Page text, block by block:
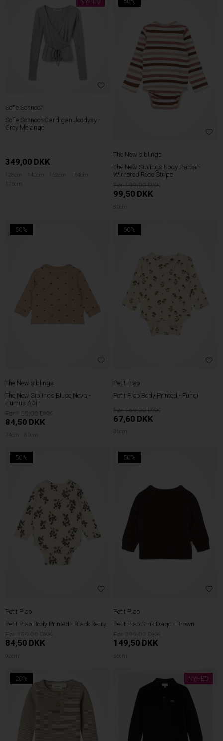
Sofie Schnoor
Sofie Schnoor Cardigan Joodysy -
Grey Melange
349,00 DKK
128cm 140cm 152cm
164cm
176cm
The New siblings
The New Siblings Body Pama -
Wirhered Rose Stripe
199,00
99,50 DKK
80cm
50%
The New siblings
The New Siblings Bluse Nova -
Humus AOP
169,00
84,50 DKK
74cm 80cm
60%
Petit Piao
Petit Piao Body Printed - Fungi
169,00
67,60 DKK
80cm
50%
Petit Piao
Petit Piao Body Printed - Black Berry
169,00
84,50 DKK
92cm
50%
Petit Piao
Petit Piao Strik Daqo - Brown
299,00
149,50 DKK
56cm
20% NYHED